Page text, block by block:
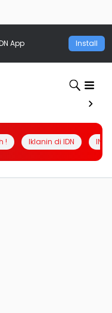
App Install
! Iklanin di IDN